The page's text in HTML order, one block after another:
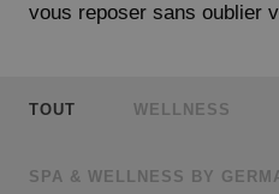
vous reposer sans oublier
TOUT WELLNESS
SPA & WELLNESS BY